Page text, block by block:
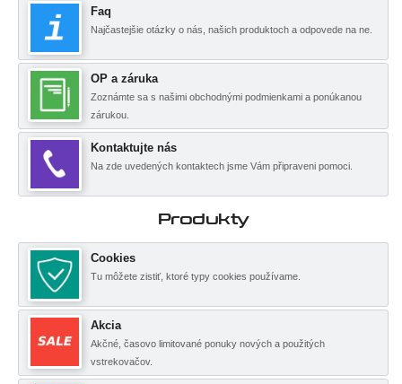
Faq
Najčastejšie otázky o nás, našich produktoch a odpovede na ne.
OP a záruka
Zoznámte sa s našimi obchodnými podmienkami a ponúkanou
zárukou.
Kontaktujte nás
Na zde uvedených kontaktech jsme Vám připraveni pomoci.
Produkty
Cookies
Tu môžete zistiť, ktoré typy cookies používame.
Akcia
Akčné, časovo limitované ponuky nových a použitých
vstrekovačov.